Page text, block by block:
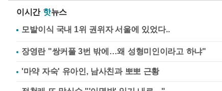
이시간 핫뉴스
장영란 "쌍커풀 3번 밖에…왜 성형미인이라고 하냐"
'마약 자숙' 유아인, 남사친과 뽀뽀 근황